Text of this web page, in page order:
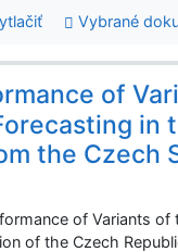
Vybrané
of
in
the Czech
of Variants
of the Czech